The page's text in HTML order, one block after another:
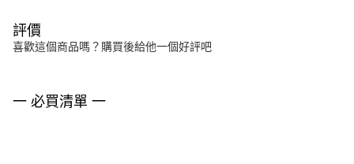
評價
喜歡這個商品嗎？購買後給他一個好評吧
一 必買清單 一